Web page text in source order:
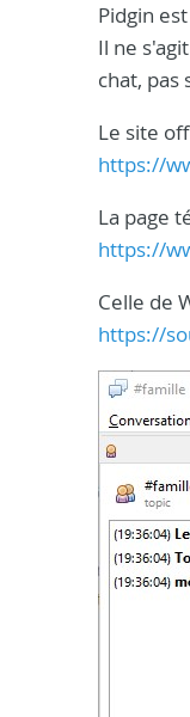
Pidgin
Il ne
chat, pas
Le site
https://
La page
https://
Celle de
https://